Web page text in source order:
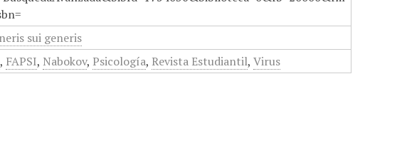
sui generis
, FAPSI, Nabokov, Psicología, Revista Estudiantil,Virus